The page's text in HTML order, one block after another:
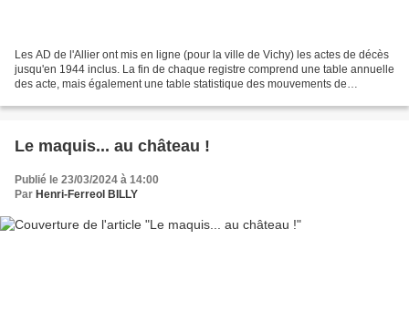
Les AD de l'Allier ont mis en ligne (pour la ville de Vichy) les actes de décès
jusqu'en 1944 inclus. La fin de chaque registre comprend une table annuelle
des acte, mais également une table statistique des mouvements de
Le maquis... au château !
Publié le 23/03/2024 à 14:00
Par Henri-Ferreol BILLY